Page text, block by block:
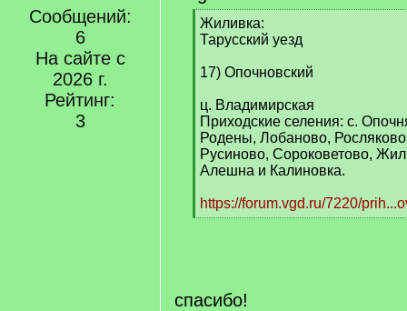
Сообщений:
6
На сайте с
2026 г.
Рейтинг:
3
[
q
Жиливка:
Тарусский уезд
17) Опочновский
ц. Владимирская
Приходские селения: с.
Родены, Лобаново,
Русиново, Сороковетово,
Алешна и Калиновка.
https://forum.vgd.ru/7220/
[
спасибо!